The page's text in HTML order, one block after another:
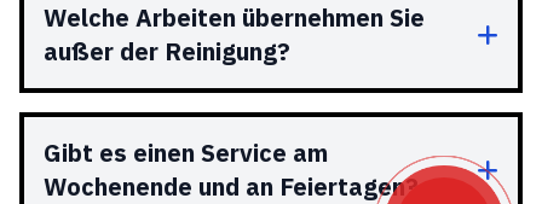
Welche Arbeiten übernehmen Sie
außer der Reinigung?
Gibt es einen Service am
Wochenende und an Feiertagen?